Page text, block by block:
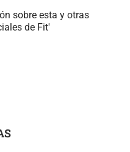
sobre esta y otras
de Fit'